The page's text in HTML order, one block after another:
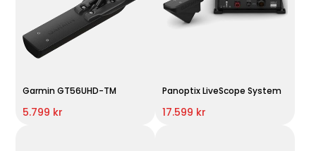
Garmin GT56UHD-TM
5.799 kr
Panoptix LiveScope System
17.599 kr